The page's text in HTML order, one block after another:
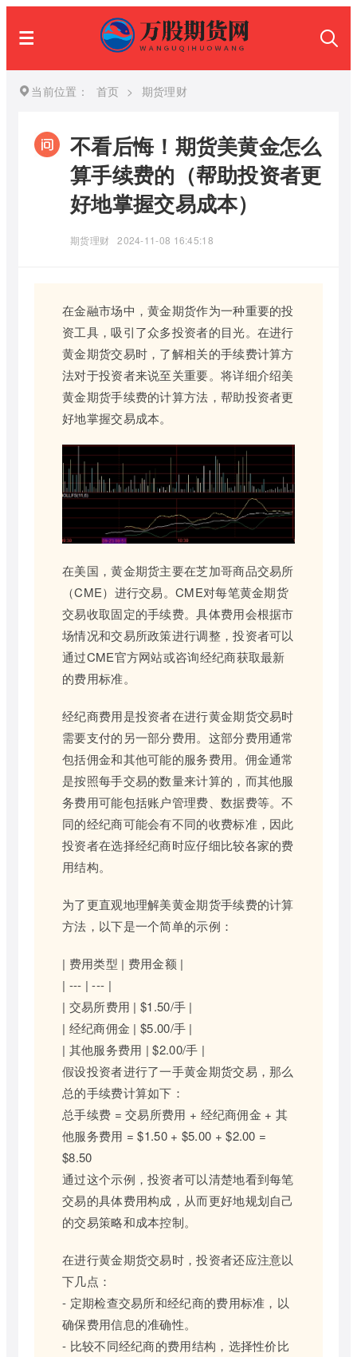
当前位置： 首页 > 期货理财
不看后悔！期货美黄金怎么
算手续费的（帮助投资者更
好地掌握交易成本）
期货理财 2024-11-08 16:45:18
在金融市场中，黄金期货作为一种重要的投
资工具，吸引了众多投资者的目光。在进行
黄金期货交易时，了解相关的手续费计算方
法对于投资者来说至关重要。将详细介绍美
黄金期货手续费的计算方法，帮助投资者更
好地掌握交易成本。
在美国，黄金期货主要在芝加哥商品交易所
（CME）进行交易。CME对每笔黄金期货
交易收取固定的手续费。具体费用会根据市
场情况和交易所政策进行调整，投资者可以
通过CME官方网站或咨询经纪商获取最新
的费用标准。
经纪商费用是投资者在进行黄金期货交易时
需要支付的另一部分费用。这部分费用通常
包括佣金和其他可能的服务费用。佣金通常
是按照每手交易的数量来计算的，而其他服
务费用可能包括账户管理费、数据费等。不
同的经纪商可能会有不同的收费标准，因此
投资者在选择经纪商时应仔细比较各家的费
用结构。
为了更直观地理解美黄金期货手续费的计算
方法，以下是一个简单的示例：
| 费用类型 | 费用金额 |
| --- | --- |
| 交易所费用 | $1.50/手 |
| 经纪商佣金 | $5.00/手 |
| 其他服务费用 | $2.00/手 |
假设投资者进行了一手黄金期货交易，那么
总的手续费计算如下：
总手续费 = 交易所费用 + 经纪商佣金 + 其
他服务费用 = $1.50 + $5.00 + $2.00 =
$8.50
通过这个示例，投资者可以清楚地看到每笔
交易的具体费用构成，从而更好地规划自己
的交易策略和成本控制。
在进行黄金期货交易时，投资者还应注意以
下几点：
- 定期检查交易所和经纪商的费用标准，以
确保费用信息的准确性。
- 比较不同经纪商的费用结构，选择性价比